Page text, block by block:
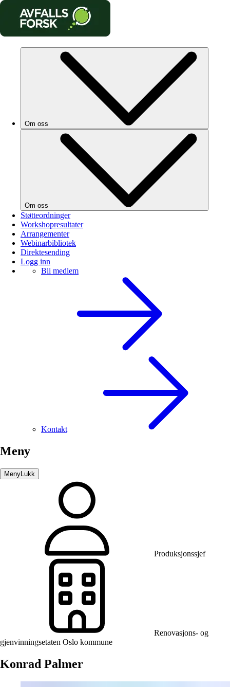
Om oss
Om oss
Støtteordninger
Workshopresultater
Arrangementer
Webinarbibliotek
Direktesending
Logg inn
Bli medlem
Kontakt
Meny
Meny Lukk
Produksjonssjef
Renovasjons- og
gjenvinningsetaten Oslo kommune
Konrad Palmer